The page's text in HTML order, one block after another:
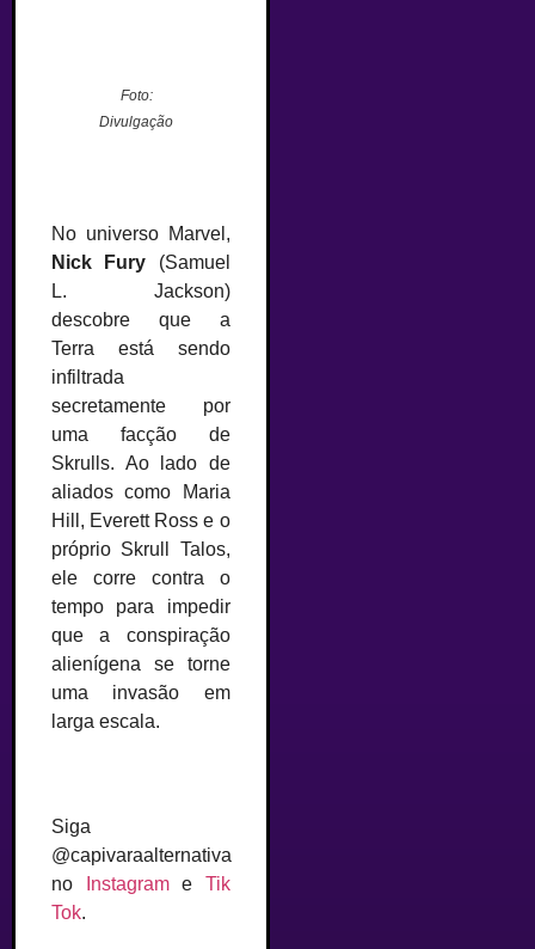
Foto:
Divulgação
No universo Marvel,
Nick Fury (Samuel
L. Jackson)
descobre que a
Terra está sendo
infiltrada
secretamente por
uma facção de
Skrulls. Ao lado de
aliados como Maria
Hill, Everett Ross e o
próprio Skrull Talos,
ele corre contra o
tempo para impedir
que a conspiração
alienígena se torne
uma invasão em
larga escala.
Siga
@capivaraalternativa
no
Instagrame Tik
Tok.